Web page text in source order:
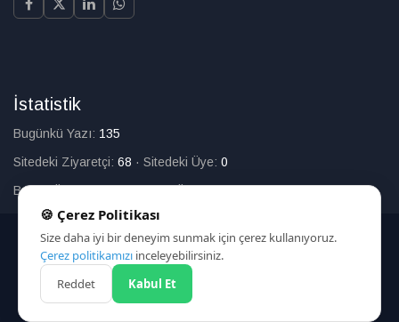
İstatistik
Bugünkü Yazı: 135
Sitedeki Ziyaretçi: 68 · Sitedeki Üye: 0
Bugün Üye Olan:0·Toplam Üye:226
© 2025
HAKKIMIZDA
ÇEREZ POLİTİKASI
🍪 Çerez Politikası
Size daha iyi bir deneyim sunmak için çerez kullanıyoruz.
Çerez politikamızı inceleyebilirsiniz.
Reddet
Kabul Et